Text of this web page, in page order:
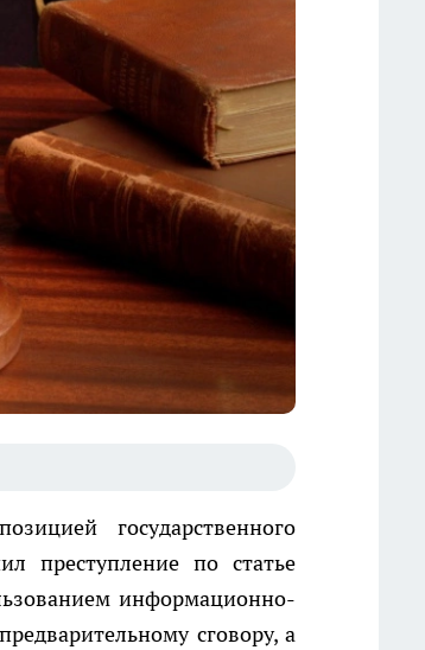
государственного
преступление по статье
информационно-
сговору, а